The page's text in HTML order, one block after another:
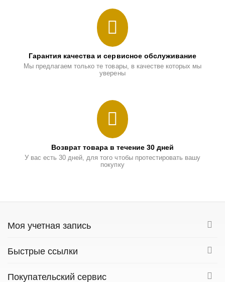
Гарантия качества и сервисное обслуживание
Мы предлагаем только те товары, в качестве которых мы
уверены
Возврат товара в течение 30 дней
У вас есть 30 дней, для того чтобы протестировать вашу
покупку
Моя учетная запись
Быстрые ссылки
Покупательский сервис